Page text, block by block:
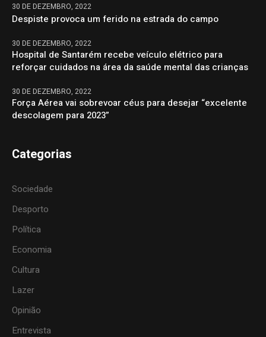
30 DE DEZEMBRO, 2022
Despiste provoca um ferido na estrada do campo
30 DE DEZEMBRO, 2022
Hospital de Santarém recebe veículo elétrico para
reforçar cuidados na área da saúde mental das crianças
30 DE DEZEMBRO, 2022
Força Aérea vai sobrevoar céus para desejar “excelente
descolagem para 2023”
Categorias
Sociedade
Desporto
Política
Economia
Cultura
Lazer
Opinião
Entrevista